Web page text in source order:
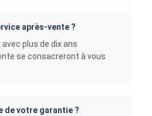
après-vente ?
avec plus de dix ans
se consacreront à vous
de votre garantie ?